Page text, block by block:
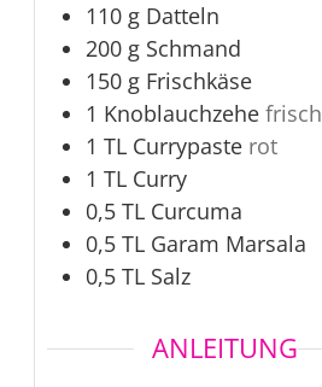
110 g Datteln
200 g Schmand
150 g Frischkäse
1 Knoblauchzehe frisch
1 TL Currypaste rot
1 TL Curry
0,5 TL Curcuma
0,5 TL Garam Marsala
0,5 TL Salz
ANLEITUNG